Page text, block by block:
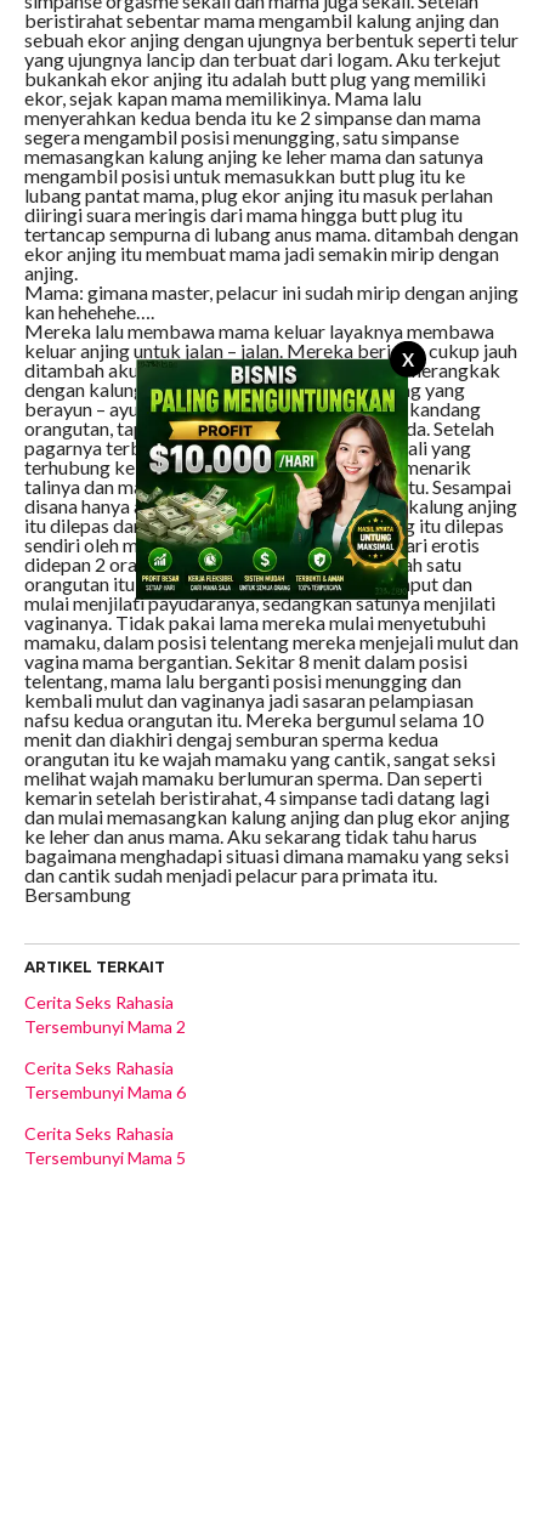
X
beristirahat sebentar mama mengambil kalung anjing dan
sebuah ekor anjing dengan ujungnya berbentuk seperti telur
yang ujungnya lancip dan terbuat dari logam. Aku terkejut
bukankah ekor anjing itu adalah butt plug yang memiliki
ekor, sejak kapan mama memilikinya. Mama lalu
menyerahkan kedua benda itu ke 2 simpanse dan mama
segera mengambil posisi menungging, satu simpanse
memasangkan kalung anjing ke leher mama dan satunya
mengambil posisi untuk memasukkan butt plug itu ke
lubang pantat mama, plug ekor anjing itu masuk perlahan
diiringi suara meringis dari mama hingga butt plug itu
tertancap sempurna di lubang anus mama. ditambah dengan
ekor anjing itu membuat mama jadi semakin mirip dengan
anjing.
Mama: gimana master, pelacur ini sudah mirip dengan anjing
kan hehehehe….
Mereka lalu membawa mama keluar layaknya membawa
keluar anjing untuk jalan – jalan. Mereka berjalan cukup jauh
ditambah aku fokus melihat mamaku berjalan merangkak
dengan kalung anjing di lehernya dan ekor anjing yang
berayun – ayun di pantatnya, hingga sampai ke kandang
orangutan, tapi kulihat ini kandany yang berbeda. Setelah
pagarnya terbuka, simpanse yang memegang tali yang
terhubung ke kalung anjing di leher mama lalu menarik
talinya dan mama menurut saja ditarik seperti itu. Sesampai
disana hanya ada 2 orangutan yang menunggu, kalung anjing
itu dilepas dari leher mama dan plug ekor anjing itu dilepas
sendiri oleh mama. Seperti kemarin mama menari erotis
didepan 2 orangutan itu dan setelah selesai salah satu
orangutan itu membaringkan mama diatas rumput dan
mulai menjilati payudaranya, sedangkan satunya menjilati
vaginanya. Tidak pakai lama mereka mulai menyetubuhi
mamaku, dalam posisi telentang mereka menjejali mulut dan
vagina mama bergantian. Sekitar 8 menit dalam posisi
telentang, mama lalu berganti posisi menungging dan
kembali mulut dan vaginanya jadi sasaran pelampiasan
nafsu kedua orangutan itu. Mereka bergumul selama 10
menit dan diakhiri dengaj semburan sperma kedua
orangutan itu ke wajah mamaku yang cantik, sangat seksi
melihat wajah mamaku berlumuran sperma. Dan seperti
kemarin setelah beristirahat, 4 simpanse tadi datang lagi
dan mulai memasangkan kalung anjing dan plug ekor anjing
ke leher dan anus mama. Aku sekarang tidak tahu harus
bagaimana menghadapi situasi dimana mamaku yang seksi
dan cantik sudah menjadi pelacur para primata itu.
Bersambung
ARTIKEL TERKAIT
Cerita Seks Rahasia
Tersembunyi Mama 2
Cerita Seks Rahasia
Tersembunyi Mama 6
Cerita Seks Rahasia
Tersembunyi Mama 5